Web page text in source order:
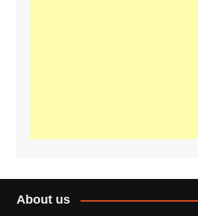
About us